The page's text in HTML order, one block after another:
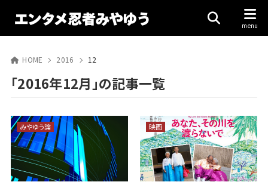
HOME 2016 12
「2016年12月」の記事一覧
みやゆう論 映画